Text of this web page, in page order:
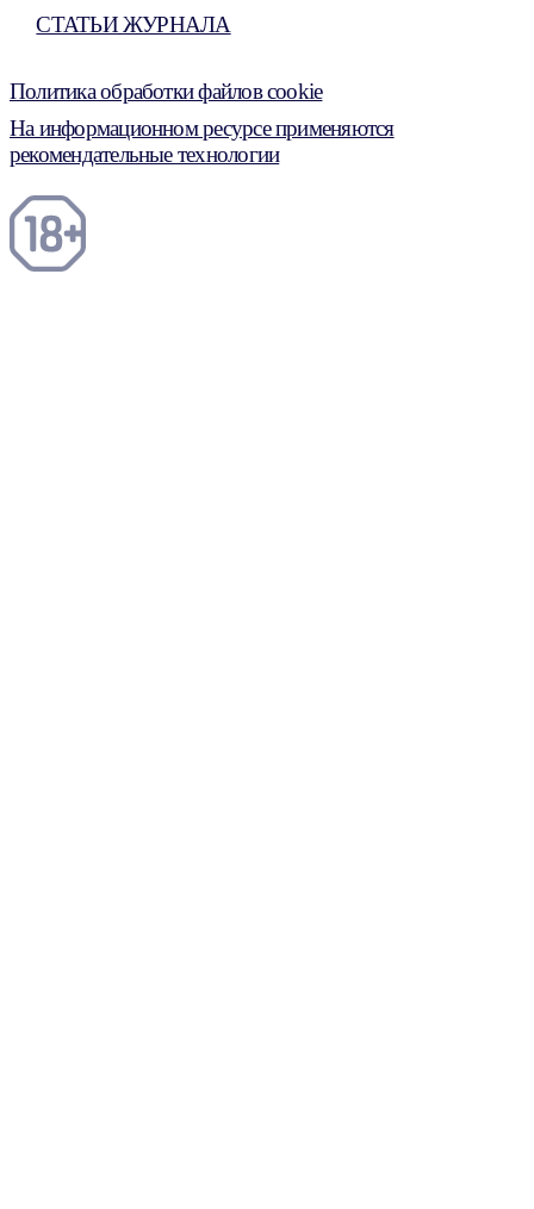
СТАТЬИ ЖУРНАЛА
Политика обработки файлов cookie
На информационном ресурсе применяются
рекомендательные технологии